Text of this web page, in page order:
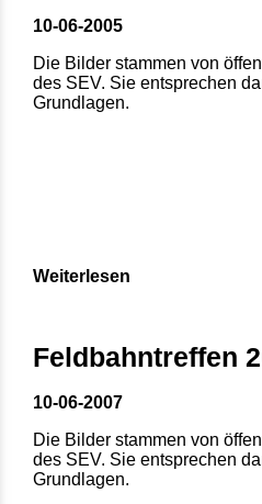
10-06-2005
Die Bilder stammen von
des SEV. Sie entsprechen
Grundlagen.
Weiterlesen
Feldbahntreffen
10-06-2007
Die Bilder stammen von
des SEV. Sie entsprechen
Grundlagen.